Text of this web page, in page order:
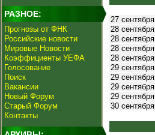
РАЗНОЕ:
Прогнозы от ФНК
Российские новости
Мировые Новости
Коэффициенты УЕФА
Голосование
Поиск
Вакансии
Новый Форум
Старый Форум
Контакты
27 сентября
28 сентября
28 сентября
28 сентября
28 сентября
29 сентября
29 сентября
29 сентября
29 сентября
30 сентября